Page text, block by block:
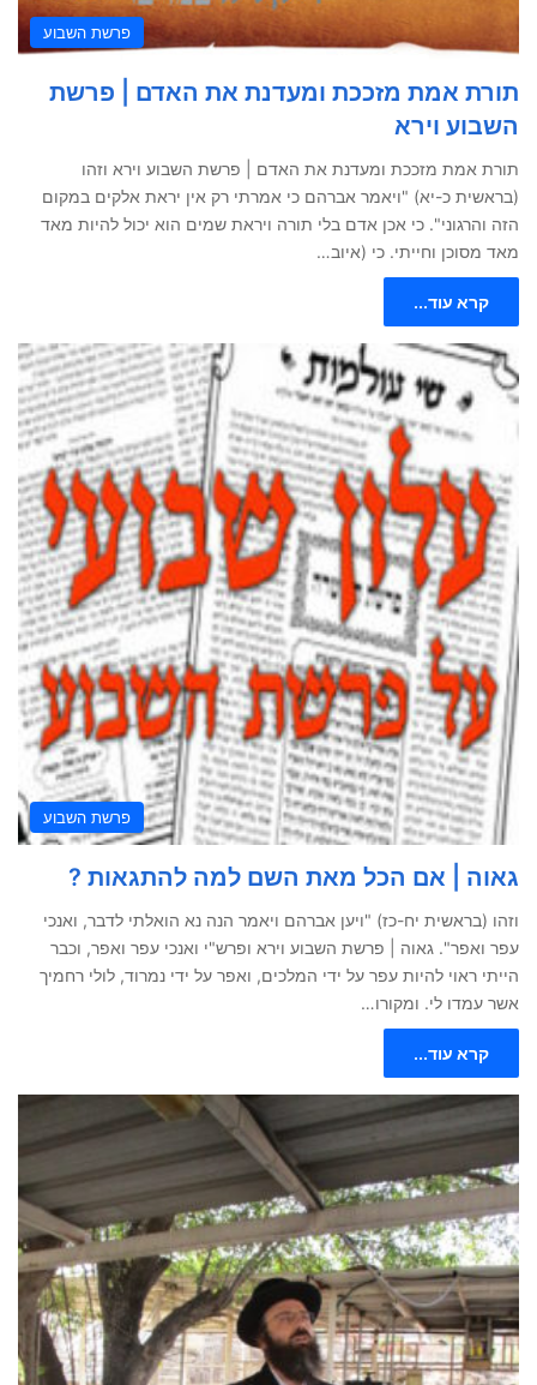
פרשת השבוע
תורת אמת מזככת ומעדנת את האדם | פרשת
השבוע וירא
תורת אמת מזככת ומעדנת את האדם | פרשת השבוע וירא וזהו
(בראשית כ-יא) "ויאמר אברהם כי אמרתי רק אין יראת אלקים במקום
הזה והרגוני". כי אכן אדם בלי תורה ויראת שמים הוא יכול להיות מאד
מאד מסוכן וחייתי. כי (איוב…
קרא עוד...
פרשת השבוע
גאוה | אם הכל מאת השם למה להתגאות ?
וזהו (בראשית יח-כז) "ויען אברהם ויאמר הנה נא הואלתי לדבר, ואנכי
עפר ואפר". גאוה | פרשת השבוע וירא ופרש"י ואנכי עפר ואפר, וכבר
הייתי ראוי להיות עפר על ידי המלכים, ואפר על ידי נמרוד, לולי רחמיך
אשר עמדו לי. ומקורו…
קרא עוד...